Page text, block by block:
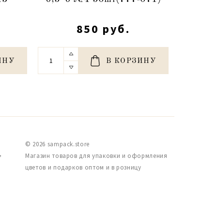
850 руб.
В КОРЗИНУ
© 2026 sampack.store
Магазин товаров для упаковки и оформления
цветов и подарков оптом и в розницу